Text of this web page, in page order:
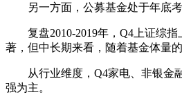
另一方面，公募基金处于年底考
复盘2010-2019年，Q4上证综指
著，但中长期来看，随着基金体量
从行业维度，Q4家电、非银金融
强为主。